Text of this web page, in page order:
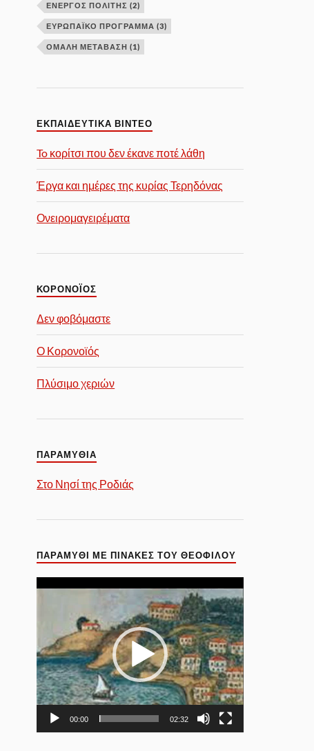
ΕΝΕΡΓΌΣ ΠΟΛΊΤΗΣ (2)
ΕΥΡΩΠΑΪΚΌ ΠΡΌΓΡΑΜΜΑ (3)
ΟΜΑΛΉ ΜΕΤΆΒΑΣΗ (1)
ΕΚΠΑΙΔΕΥΤΙΚΑ ΒΙΝΤΕΟ
To κορίτσι που δεν έκανε ποτέ λάθη
Έργα και ημέρες της κυρίας Τερηδόνας
Ονειρομαγειρέματα
ΚΟΡΟΝΟΪΟΣ
Δεν φοβόμαστε
Ο Κορονοϊός
Πλύσιμο χεριών
ΠΑΡΑΜΥΘΙΑ
Στο Νησί της Ροδιάς
ΠΑΡΑΜΎΘΙ ΜΕ ΠΊΝΑΚΕΣ ΤΟΥ ΘΕΌΦΙΛΟΥ
00:00 02:32